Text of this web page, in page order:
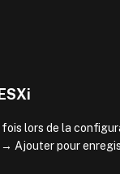
lors de la
Ajouter pour